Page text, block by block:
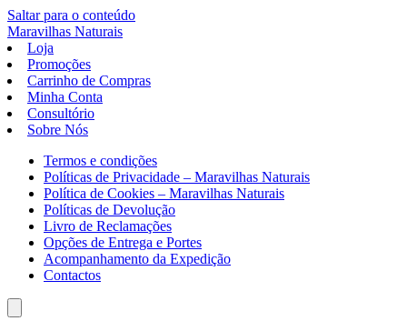
Saltar para o conteúdo
Maravilhas Naturais
Loja
Promoções
Carrinho de Compras
Minha Conta
Consultório
Sobre Nós
Termos e condições
Políticas de Privacidade – Maravilhas Naturais
Política de Cookies – Maravilhas Naturais
Políticas de Devolução
Livro de Reclamações
Opções de Entrega e Portes
Acompanhamento da Expedição
Contactos